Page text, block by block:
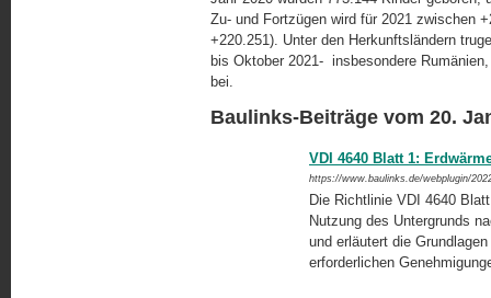
Zu- und Fortzügen wird für 2021 zwischen
+220.251). Unter den Herkunftsländern
bis Oktober 2021- insbesondere
bei.
Baulinks-Beiträge vom 20.
VDI 4640 Blatt 1:
https://www.baulinks.de/webplugin/
Die Richtlinie VDI 4640
Nutzung des Untergrunds
und erläutert die
erforderlichen